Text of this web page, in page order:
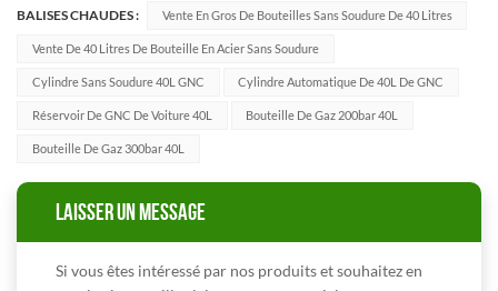
BALISES CHAUDES : Vente En Gros De Bouteilles Sans Soudure De 40 Litres
Vente De 40 Litres De Bouteille En Acier Sans Soudure
Cylindre Sans Soudure 40L GNC Cylindre Automatique De 40L De GNC
Réservoir De GNC De Voiture 40L Bouteille De Gaz 200bar 40L
Bouteille De Gaz 300bar 40L
LAISSER UN MESSAGE
Si vous êtes intéressé par nos produits et souhaitez en